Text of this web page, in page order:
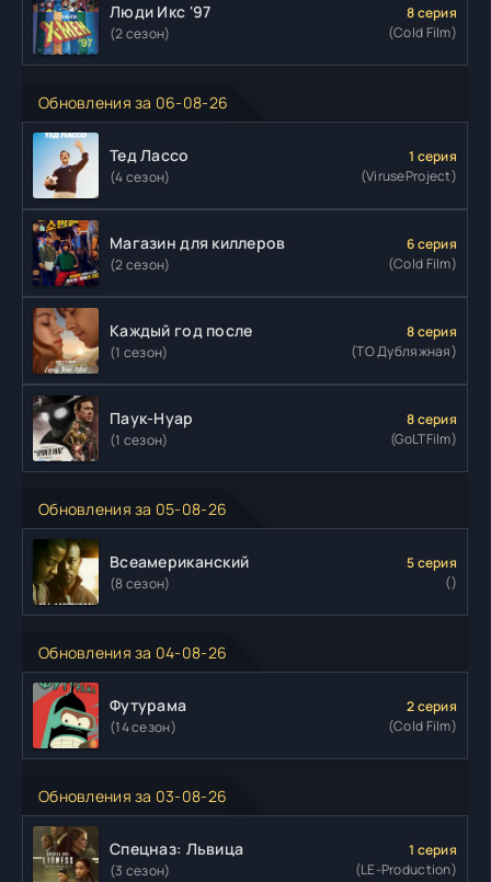
Люди Икс '97
(2 сезон)
8 серия
(Cold Film)
Обновления за 06-08-26
Тед Лассо
(4 сезон)
1 серия
(ViruseProject)
Магазин для киллеров
(2 сезон)
6 серия
(Cold Film)
Каждый год после
(1 сезон)
8 серия
(ТО Дубляжная)
Паук-Нуар
(1 сезон)
8 серия
(GoLTFilm)
Обновления за 05-08-26
Всеамериканский
(8 сезон)
5 серия
()
Обновления за 04-08-26
Футурама
(14 сезон)
2 серия
(Cold Film)
Обновления за 03-08-26
Спецназ: Львица
(3 сезон)
1 серия
(LE-Production)